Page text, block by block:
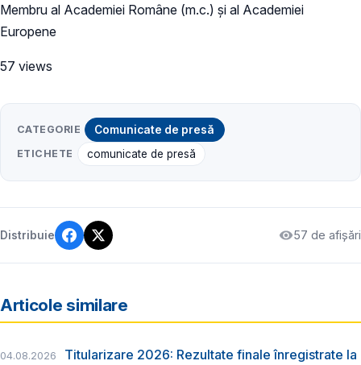
Membru al Academiei Române (m.c.) și al Academiei
Europene
57 views
CATEGORIE Comunicate de presă
ETICHETE comunicate de presă
Distribuie 57 de afișări
Articole similare
04.08.2026
Titularizare 2026: Rezultate finale înregistrate la